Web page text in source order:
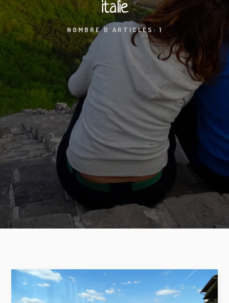
italie
NOMBRE D'ARTICLES: 1